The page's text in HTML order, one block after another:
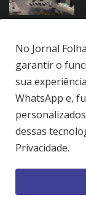
Jornal Folha
Quem Somos
No Jornal
garantir o
sua
WhatsApp e,
dessas
Privacidade.